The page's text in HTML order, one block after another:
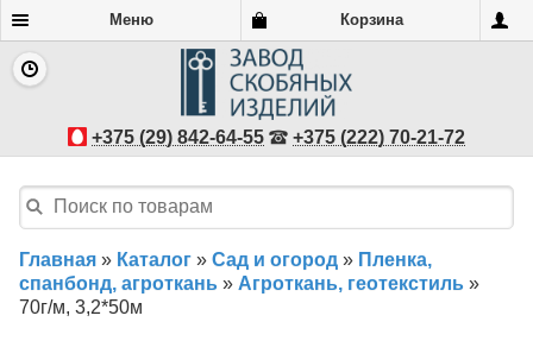
Меню Корзина
+375 (29) 842-64-55 +375 (222) 70-21-72
Главная » Каталог » Сад и огород » Пленка,
спанбонд, агроткань » Агроткань, геотекстиль »
70г/м, 3,2*50м